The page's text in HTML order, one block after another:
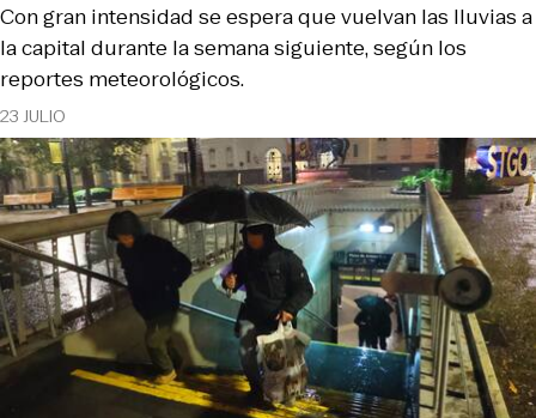
23 JULIO
Con gran intensidad se espera que vuelvan las lluvias a
la capital durante la semana siguiente, según los
reportes meteorológicos.